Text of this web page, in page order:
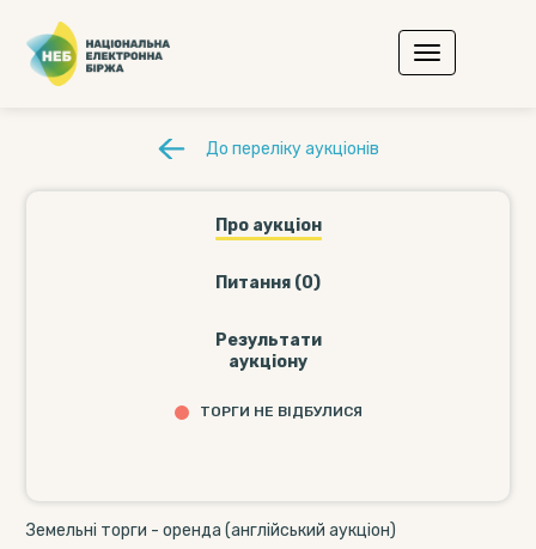
До переліку аукціонів
Про аукціон
Питання (0)
Результати
аукціону
ТОРГИ НЕ ВІДБУЛИСЯ
Земельні торги - оренда (англійський аукціон)